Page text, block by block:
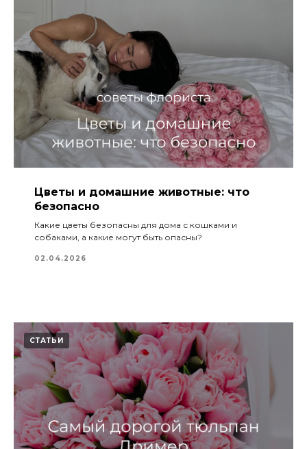
Цветы и домашние животные: что
безопасно
Какие цветы безопасны для дома с кошками и
собаками, а какие могут быть опасны?
02.04.2026
СТАТЬИ